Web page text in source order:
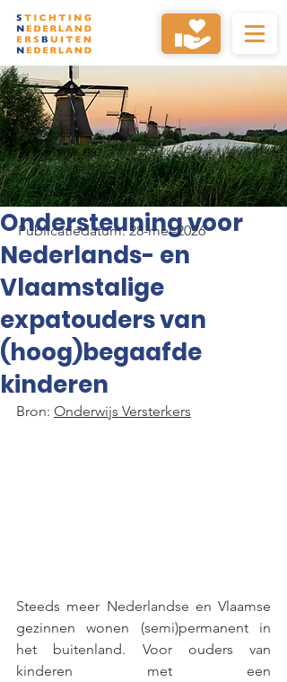
Ondersteuning voor
Nederlands- en
Vlaamstalige
expatouders van
(hoog)begaafde
kinderen
Bron: Onderwijs Versterkers
Steeds meer Nederlandse en Vlaamse
gezinnen wonen (semi)permanent in
het buitenland. Voor ouders van
kinderen met een
Publicatiedatum: 28-mei-2026